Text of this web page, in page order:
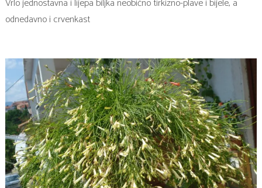
Vrlo jednostavna i lijepa biljka neobično tirkizno-plave i bijele, a
odnedavno i crvenkast